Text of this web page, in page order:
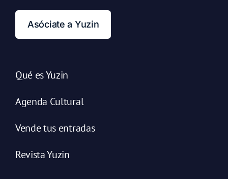
Asóciate a Yuzin
Qué es Yuzin
Agenda Cultural
Vende tus entradas
Revista Yuzin